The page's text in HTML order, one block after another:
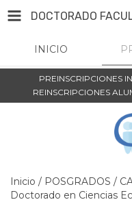
INICIO
PREINSCRIPCIONES
REINSCRIPCIONES
Inicio / POSGRADOS /
Doctorado en Ciencias